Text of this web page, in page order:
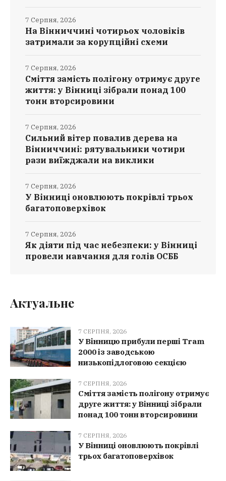
На Вінниччині чотирьох чоловіків
затримали за корупційні схеми
7 Серпня, 2026
Сміття замість полігону отримує друге
життя: у Вінниці зібрали понад 100
тонн вторсировини
7 Серпня, 2026
Сильний вітер повалив дерева на
Вінниччині: рятувальники чотири
рази виїжджали на виклики
7 Серпня, 2026
У Вінниці оновлюють покрівлі трьох
багатоповерхівок
7 Серпня, 2026
Як діяти під час небезпеки: у Вінниці
провели навчання для голів ОСББ
7 Серпня, 2026
Актуальне
7 СЕРПНЯ, 2026
У Вінницю прибули перші Tram
2000 із заводською
низькопідлоговою секцією
7 СЕРПНЯ, 2026
Сміття замість полігону отримує
друге життя: у Вінниці зібрали
понад 100 тонн вторсировини
7 СЕРПНЯ, 2026
У Вінниці оновлюють покрівлі
трьох багатоповерхівок